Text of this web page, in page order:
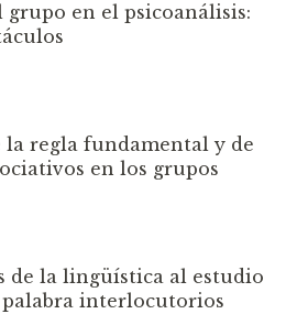
grupo en el psicoanálisis:
la regla fundamental y de
en los grupos
de la lingüística al estudio
palabra interlocutorios